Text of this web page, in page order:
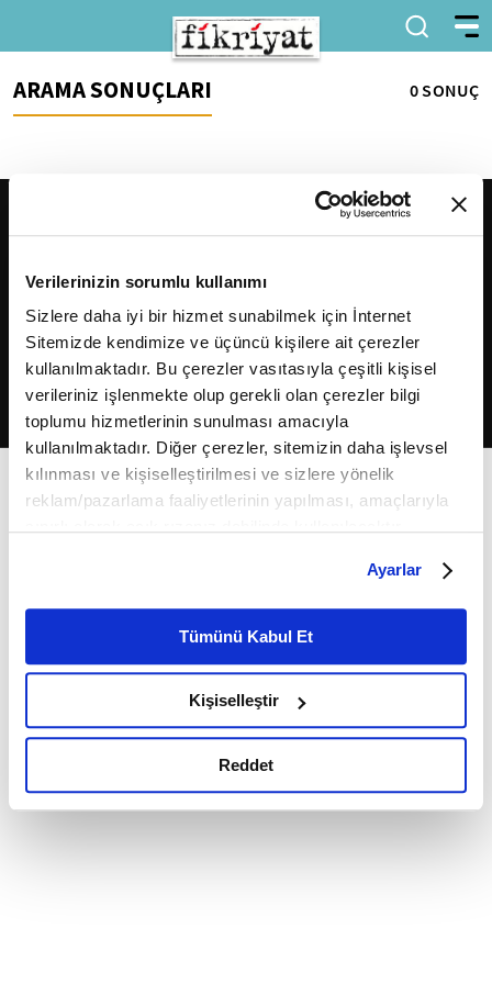
Verilerinizin sorumlu kullanımı
Sizlere daha iyi bir hizmet sunabilmek için İnternet
Sitemizde kendimize ve üçüncü kişilere ait çerezler
kullanılmaktadır. Bu çerezler vasıtasıyla çeşitli kişisel
verileriniz işlenmekte olup gerekli olan çerezler bilgi
toplumu hizmetlerinin sunulması amacıyla
kullanılmaktadır. Diğer çerezler, sitemizin daha işlevsel
kılınması ve kişiselleştirilmesi ve sizlere yönelik
reklam/pazarlama faaliyetlerinin yapılması, amaçlarıyla
belirleyebilirsiniz. Çerezlere ilişkin detaylı bilgi için
Ayarlar butonuna tıklayabilir,Çerez Bilgilendirme
Metnimizi ziyaret edebilirsiniz.
6698 sayılı Kişisel Verilerin Korunması Kanunu uyarınca
okumak ve sitemizi ziyaretiniz kapsamında
gerçekleştirilen veri işleme faaliyetleri ile ilgili daha
detaylı bilgi almak için lütfentıklayınız.
Ayarlar
Tümünü Kabul Et
Kişiselleştir
Reddet
ARAMA SONUÇLARI 0 SONUÇ
2026Fikriyat. Tüm hakları saklıdır.